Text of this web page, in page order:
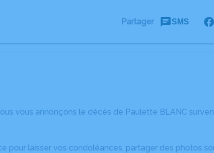
Partager SMS
vous annonçons le décès de Paulette BLANC
pour laisser vos condoléances, partager des photos